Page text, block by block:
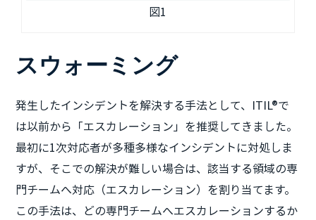
図1
スウォーミング
発生したインシデントを解決する手法として、ITIL®で
は以前から「エスカレーション」を推奨してきました。
最初に1次対応者が多種多様なインシデントに対処しま
すが、そこでの解決が難しい場合は、該当する領域の専
門チームへ対応（エスカレーション）を割り当てます。
この手法は、どの専門チームへエスカレーションするか